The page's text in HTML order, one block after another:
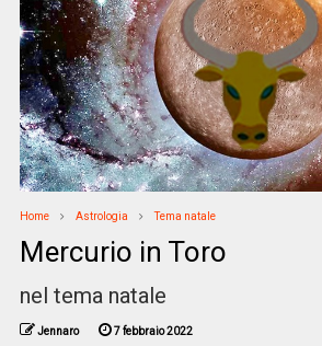
Home Astrologia Tema natale
Mercurio in Toro
nel tema natale
Jennaro 7 febbraio 2022